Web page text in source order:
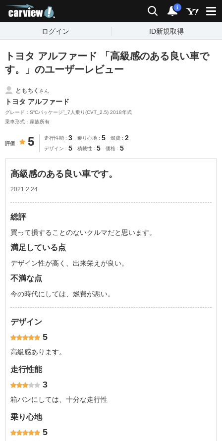
検索 通知
i
ログイン ID新規取得
トヨタ アルファード 「高級感のある良い車で
す。」のユーザーレビュー
ともちく さん
トヨタ アルファード
グレード：S“Cパッケージ”_7人乗り(CVT_2.5) 2018年式
乗車形式：家族所有
評価 5 走行性能 3 乗り心地 5 燃費 2
デザイン 5 積載性 5 価格 5
高級感のある良い車です。
2021.2.24
総評
買って損することのないクルマだと思います。
満足している点
デザイン性が高く、出来栄えが良い。
不満な点
今の時代にしては、燃費が悪い。
デザイン
5
高級感あります。
走行性能
3
箱バンにしては、十分な走行性
乗り心地
5